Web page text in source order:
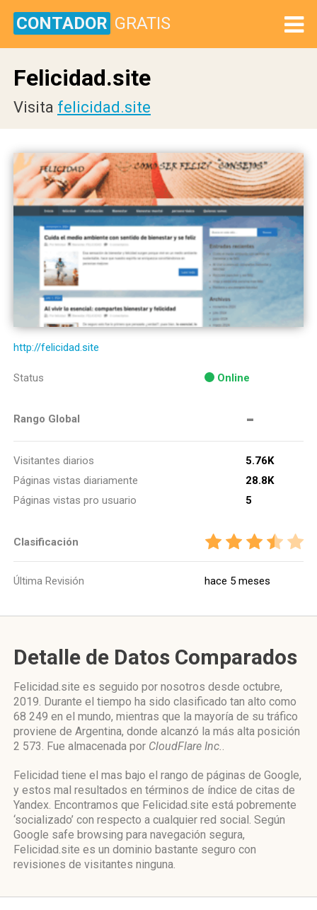
CONTADOR GRATIS
Felicidad.site
Visita felicidad.site
http://felicidad.site
Status Online
Rango Global -
Visitantes diarios
5.76K
Páginas vistas diariamente
28.8K
Páginas vistas pro usuario
5
Clasificación
Última Revisión hace 5 meses
Detalle de Datos Comparados
Felicidad.site es seguido por nosotros desde octubre,
2019. Durante el tiempo ha sido clasificado tan alto como
68 249 en el mundo, mientras que la mayoría de su tráfico
proviene de Argentina, donde alcanzó la más alta posición
2 573. Fue almacenada por CloudFlare Inc..
Felicidad tiene el mas bajo el rango de páginas de Google,
y estos mal resultados en términos de índice de citas de
Yandex. Encontramos que Felicidad.site está pobremente
‘socializado’ con respecto a cualquier red social. Según
Google safe browsing para navegación segura,
Felicidad.site es un dominio bastante seguro con
revisiones de visitantes ninguna.